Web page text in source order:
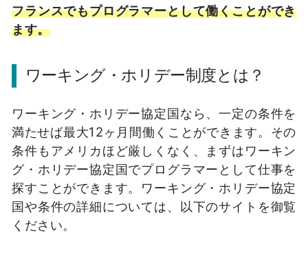
フランスでもプログラマーとして働くことができ
ます。
ワーキング・ホリデー制度とは？
ワーキング・ホリデー協定国なら、一定の条件を
満たせば最大12ヶ月間働くことができます。その
条件もアメリカほど厳しくなく、まずはワーキン
グ・ホリデー協定国でプログラマーとして仕事を
探すことができます。ワーキング・ホリデー協定
国や条件の詳細については、以下のサイトを御覧
ください。